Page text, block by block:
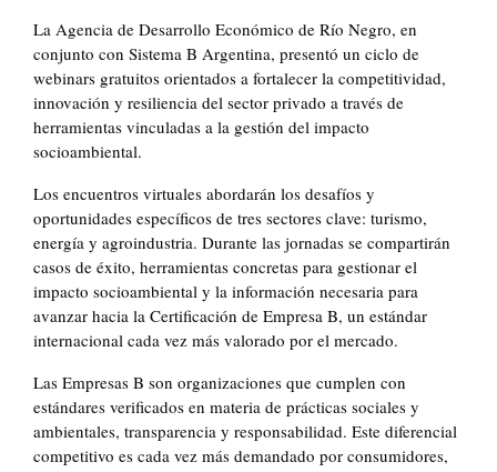
La Agencia de Desarrollo Económico de Río Negro, en
conjunto con Sistema B Argentina, presentó un ciclo de
webinars gratuitos orientados a fortalecer la competitividad,
innovación y resiliencia del sector privado a través de
herramientas vinculadas a la gestión del impacto
socioambiental.
Los encuentros virtuales abordarán los desafíos y
oportunidades específicos de tres sectores clave: turismo,
energía y agroindustria. Durante las jornadas se compartirán
casos de éxito, herramientas concretas para gestionar el
impacto socioambiental y la información necesaria para
avanzar hacia la Certificación de Empresa B, un estándar
internacional cada vez más valorado por el mercado.
Las Empresas B son organizaciones que cumplen con
estándares verificados en materia de prácticas sociales y
ambientales, transparencia y responsabilidad. Este diferencial
competitivo es cada vez más demandado por consumidores,